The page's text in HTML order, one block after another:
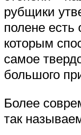
рубщики
полене есть
которым
самое
большого
Более
так